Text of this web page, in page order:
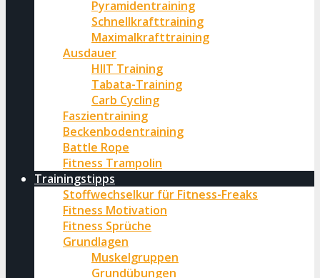
Pyramidentraining
Schnellkrafttraining
Maximalkrafttraining
Ausdauer
HIIT Training
Tabata-Training
Carb Cycling
Faszientraining
Beckenbodentraining
Battle Rope
Fitness Trampolin
Trainingstipps
Stoffwechselkur für Fitness-Freaks
Fitness Motivation
Fitness Sprüche
Grundlagen
Muskelgruppen
Grundübungen